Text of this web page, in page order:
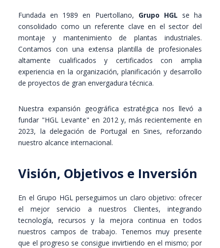
Fundada en 1989 en Puertollano, Grupo HGL se ha
consolidado como un referente clave en el sector del
montaje y mantenimiento de plantas industriales.
Contamos con una extensa plantilla de profesionales
altamente cualificados y certificados con amplia
experiencia en la organización, planificación y desarrollo
de proyectos de gran envergadura técnica.
Nuestra expansión geográfica estratégica nos llevó a
fundar "HGL Levante" en 2012 y, más recientemente en
2023, la delegación de Portugal en Sines, reforzando
nuestro alcance internacional.
Visión, Objetivos e Inversión
En el Grupo HGL perseguimos un claro objetivo: ofrecer
el mejor servicio a nuestros Clientes, integrando
tecnología, recursos y la mejora continua en todos
nuestros campos de trabajo. Tenemos muy presente
que el progreso se consigue invirtiendo en el mismo; por